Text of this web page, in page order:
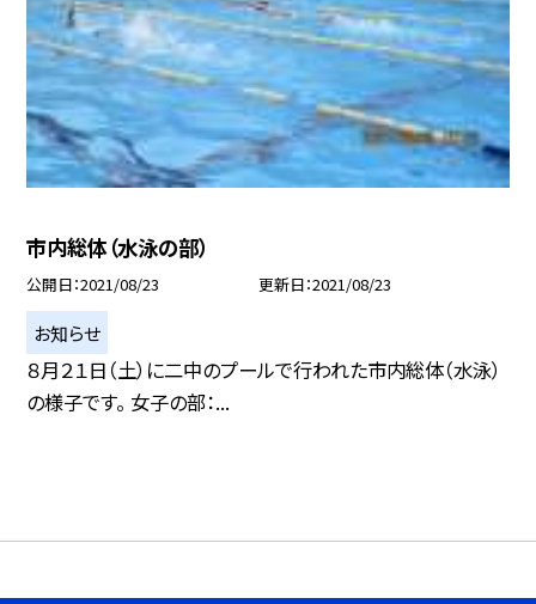
市内総体（水泳の部）
公開日 2021/08/23 更新日 2021/08/23
お知らせ
８月２１日（土）に二中のプールで行われた市内総体（水泳）
の様子です。 女子の部：...